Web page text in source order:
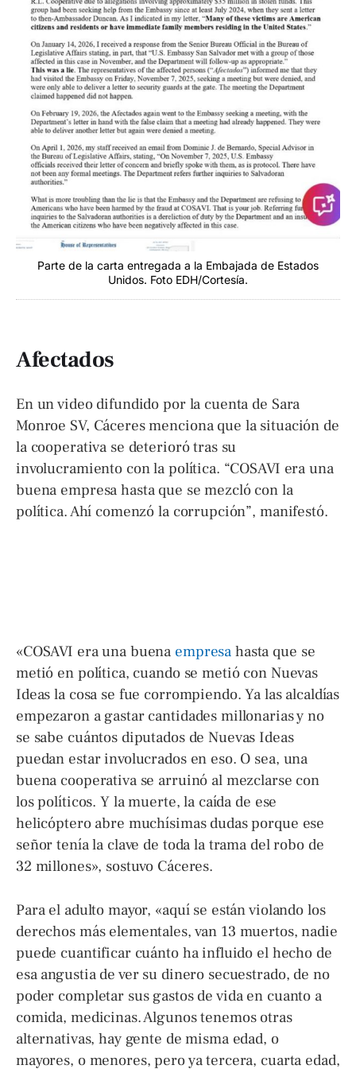
Parte de la carta entregada a la Embajada de Estados
Unidos. Foto EDH/Cortesía.
Afectados
En un video difundido por la cuenta de Sara
Monroe SV, Cáceres menciona que la situación de
la cooperativa se deterioró tras su
involucramiento con la política. “COSAVI era una
buena empresa hasta que se mezcló con la
política. Ahí comenzó la corrupción”, manifestó.
«COSAVI era una buena empresahasta que se
metió en política, cuando se metió con Nuevas
Ideas la cosa se fue corrompiendo. Ya las alcaldías
empezaron a gastar cantidades millonarias y no
se sabe cuántos diputados de Nuevas Ideas
puedan estar involucrados en eso. O sea, una
buena cooperativa se arruinó al mezclarse con
los políticos. Y la muerte, la caída de ese
helicóptero abre muchísimas dudas porque ese
señor tenía la clave de toda la trama del robo de
32 millones», sostuvo Cáceres.
Para el adulto mayor, «aquí se están violando los
derechos más elementales, van 13 muertos, nadie
puede cuantificar cuánto ha influido el hecho de
esa angustia de ver su dinero secuestrado, de no
poder completar sus gastos de vida en cuanto a
comida, medicinas. Algunos tenemos otras
alternativas, hay gente de misma edad, o
mayores, o menores, pero ya tercera, cuarta edad,